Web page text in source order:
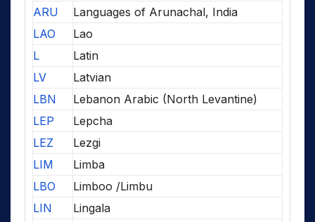
ARU
Languages of Arunachal, India
LAO
Lao
L
Latin
LV
Latvian
LBN
Lebanon Arabic (North Levantine)
LEP
Lepcha
LEZ
Lezgi
LIM
Limba
LBO
Limboo /Limbu
LIN
Lingala